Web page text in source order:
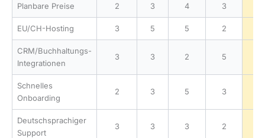
Planbare Preise 2 3 4 3
EU/CH-Hosting 3 5 5 2
CRM/Buchhaltungs-
Integrationen
3 3 2 5
Schnelles
Onboarding
2 3 5 3
Deutschsprachiger
Support
3 3 3 2